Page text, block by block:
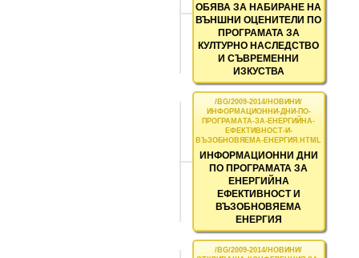
ОБЯВА ЗА НАБИРАНЕ НА
ВЪНШНИ ОЦЕНИТЕЛИ ПО
ПРОГРАМАТА ЗА
КУЛТУРНО НАСЛЕДСТВО
И СЪВРЕМЕННИ
ИЗКУСТВА
ИНФОРМАЦИОННИ ДНИ
ПО ПРОГРАМАТА ЗА
ЕНЕРГИЙНА
ЕФЕКТИВНОСТ И
ВЪЗОБНОВЯЕМА
ЕНЕРГИЯ